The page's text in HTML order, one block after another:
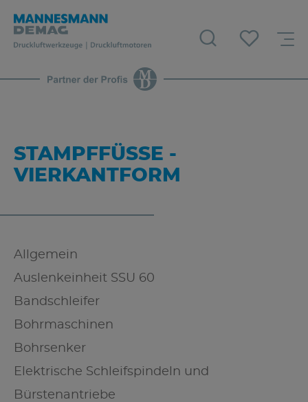
STAMPFFÜSSE - V
IERKANTFORM
Allgemein
Auslenkeinheit SSU 60
Bandschleifer
Bohrmaschinen
Bohrsenker
Elektrische Schleifspindeln und
Bürstenantriebe